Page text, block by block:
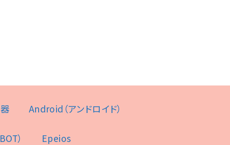
Android（アンドロイド）
） Epeios